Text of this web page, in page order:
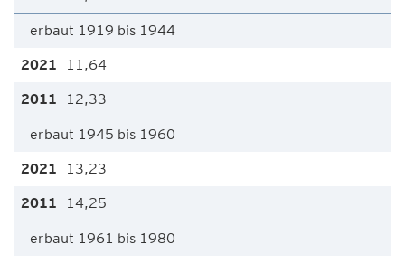
erbaut 1919 bis 1944
11,64
12,33
erbaut 1945 bis 1960
13,23
14,25
erbaut 1961 bis 1980